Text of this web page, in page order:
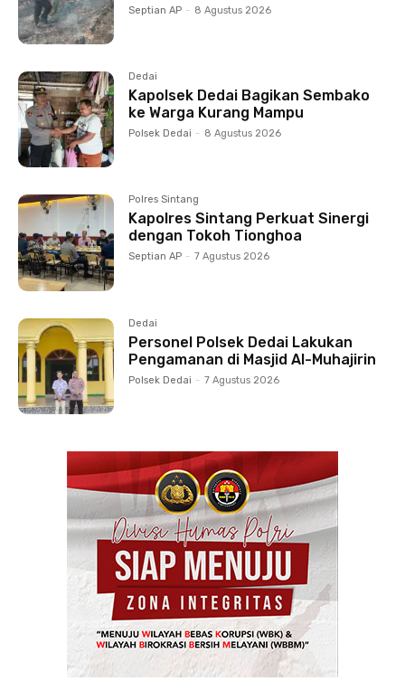
Septian AP - 8 Agustus 2026
Dedai
Kapolsek Dedai Bagikan Sembako
ke Warga Kurang Mampu
Polsek Dedai - 8 Agustus 2026
Polres Sintang
Kapolres Sintang Perkuat Sinergi
dengan Tokoh Tionghoa
Septian AP - 7 Agustus 2026
Dedai
Personel Polsek Dedai Lakukan
Pengamanan di Masjid Al-Muhajirin
Polsek Dedai - 7 Agustus 2026